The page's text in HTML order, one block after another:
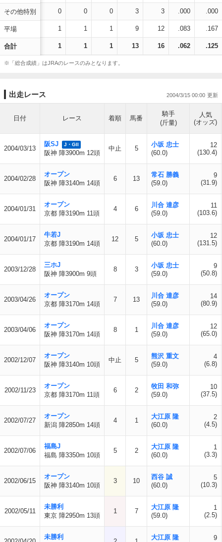
その他特別
平場
合計
0 0 0 3 3 .000 .000
1 1 1 9 12 .083 .167
1 1 1 13 16 .062 .125
※「総合成績」はJRAのレースのみとなります。
出走レース 2004/3/15 00:00
日付 レース 着順 馬番
騎手
(斤量)
人気
(オッズ)
2004/03/13
阪SJ J・GII
阪神 障3900m 12頭
中止 5
小坂 忠士
(60.0)
12
(130.4)
2004/02/28
オープン
阪神 障3140m 14頭
6 13
常石 勝義
(59.0)
9
(31.9)
2004/01/31
オープン
京都 障3190m 11頭
4 6
川合 達彦
(59.0)
11
(103.6)
2004/01/17
牛若J
京都 障3190m 14頭
12 5
小坂 忠士
(60.0)
12
(131.5)
2003/12/28
三ホJ
阪神 障3900m 9頭
8 3
小坂 忠士
(59.0)
9
(50.8)
2003/04/26
オープン
京都 障3170m 14頭
7 13
川合 達彦
(59.0)
14
(80.9)
2003/04/06
オープン
阪神 障3170m 14頭
8 1
川合 達彦
(59.0)
12
(65.0)
2002/12/07
オープン
阪神 障3140m 10頭
中止 5
熊沢 重文
(59.0)
4
(6.8)
2002/11/23
オープン
京都 障3170m 11頭
6 2
牧田 和弥
(59.0)
10
(37.5)
2002/07/27
オープン
新潟 障2850m 14頭
4 1
大江原 隆
(60.0)
2
(4.5)
2002/07/06
福島J
福島 障3350m 10頭
5 2
大江原 隆
(60.0)
1
(3.3)
2002/06/15
オープン
阪神 障3140m 10頭
3 10
西谷 誠
(60.0)
5
(10.3)
2002/05/11
未勝利
東京 障2950m 13頭
1 7
大江原 隆
(59.0)
1
(2.5)
未勝利 大江原 隆
9